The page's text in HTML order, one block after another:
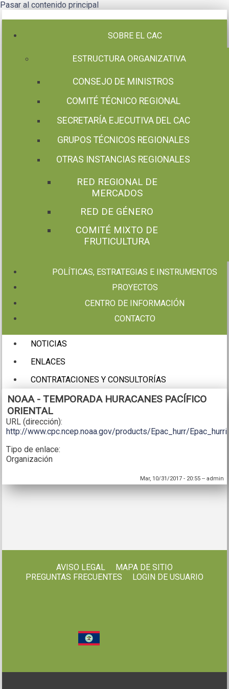
Pasar al contenido principal
SOBRE EL CAC
ESTRUCTURA ORGANIZATIVA
CONSEJO DE MINISTROS
COMITÉ TÉCNICO REGIONAL
SECRETARÍA EJECUTIVA DEL CAC
GRUPOS TÉCNICOS REGIONALES
OTRAS INSTANCIAS REGIONALES
RED REGIONAL DE
MERCADOS
RED DE GÉNERO
COMITÉ MIXTO DE
FRUTICULTURA
POLÍTICAS, ESTRATEGIAS E INSTRUMENTOS
PROYECTOS
CENTRO DE INFORMACIÓN
CONTACTO
NOTICIAS
ENLACES
CONTRATACIONES Y CONSULTORÍAS
NOAA - TEMPORADA HURACANES PACÍFICO
ORIENTAL
URL (dirección):
http://www.cpc.ncep.noaa.gov/products/Epac_hurr/
Tipo de enlace:
Organización
Mar, 10/31/2017 - 20:55-- admin
AVISO LEGAL
MAPA DE SITIO
PREGUNTAS FRECUENTES
LOGIN DE USUARIO